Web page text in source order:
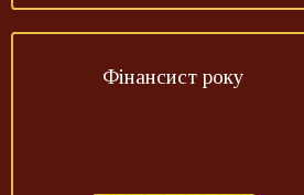
Фінансист року